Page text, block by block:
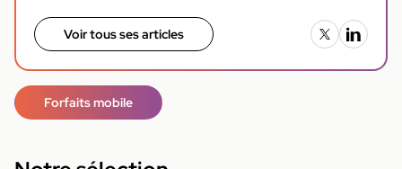
Voir tous ses articles
Forfaits mobile